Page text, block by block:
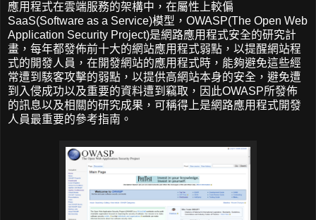
應用程式在雲端服務的架構中，在屬性上較偏
SaaS(Software as a Service)模型，OWASP(The Open Web
Application Security Project)是網路應用程式安全的研究計
畫，每年都發佈前十大的網站應用程式弱點，以提醒網站程
式的開發人員，在開發網站的應用程式時，能夠避免這些經
常遭到駭客攻擊的弱點，以提供高網站本身的安全，避免遭
到入侵成功以及重要的資料遭到竊取，因此OWASP所發佈
的訊息以及相關的研究成果，可稱得上是網路應用程式開發
人員最重要的參考指南。